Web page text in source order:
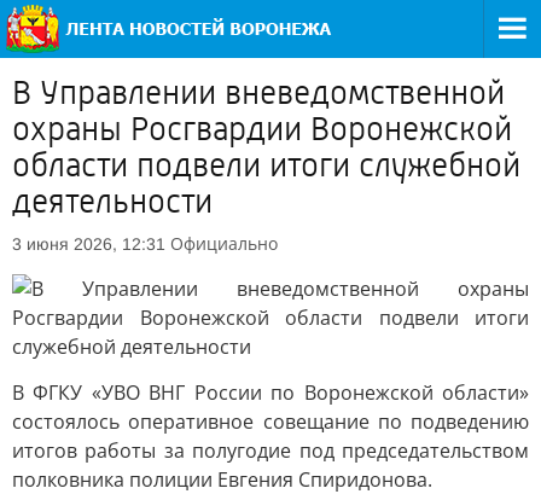
В Управлении вневедомственной
охраны Росгвардии Воронежской
области подвели итоги служебной
деятельности
3 июня 2026, 12:31 Официально
В ФГКУ «УВО ВНГ России по Воронежской области»
состоялось оперативное совещание по подведению
итогов работы за полугодие под председательством
полковника полиции Евгения Спиридонова.